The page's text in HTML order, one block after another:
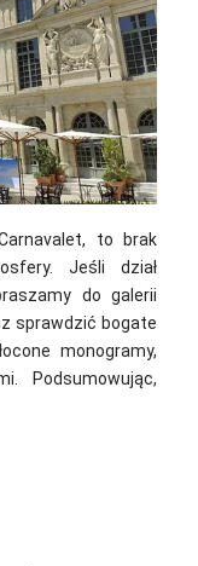
to brak
Jeśli dział
do galerii
sprawdzić bogate
monogramy,
Podsumowując,